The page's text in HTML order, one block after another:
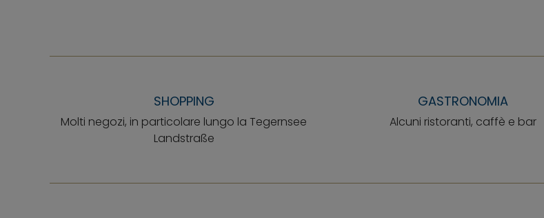
SHOPPING
Molti negozi, in particolare lungo la Tegernsee
Landstraße
GASTRONOMIA
Alcuni ristoranti, caffè e bar